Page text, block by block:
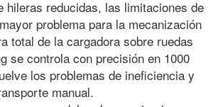
hileras reducidas, las limitaciones de
problema para la mecanización
total de la cargadora sobre ruedas
se controla con precisión en 1000
los problemas de ineficiencia y
manual.